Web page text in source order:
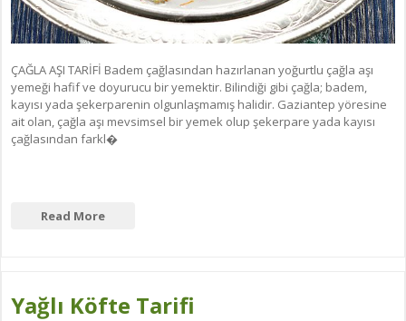
ÇAĞLA AŞI TARİFİ Badem çağlasından hazırlanan yoğurtlu çağla aşı
yemeği hafif ve doyurucu bir yemektir. Bilindiği gibi çağla; badem,
kayısı yada şekerparenin olgunlaşmamış halidir. Gaziantep yöresine
ait olan, çağla aşı mevsimsel bir yemek olup şekerpare yada kayısı
çağlasından farkl�
Read More
Yağlı Köfte Tarifi